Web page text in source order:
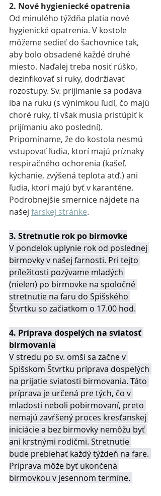
2. Nové hygieniecké opatrenia
Od minulého týždňa platia nové
hygienické opatrenia. V kostole
môžeme sedieť do šachovnice tak,
aby bolo obsadené každé druhé
miesto. Naďalej treba nosiť rúško,
dezinfikovať si ruky, dodržiavať
rozostupy. Sv. prijímanie sa podáva
iba na ruku (s výnimkou ľudí, čo majú
choré ruky, tí však musia pristúpiť k
prijímaniu ako poslední).
Pripomíname, že do kostola nesmú
vstupovať ľudia, ktorí majú príznaky
respiračného ochorenia (kašeľ,
kýchanie, zvýšená teplota atď.) ani
ľudia, ktorí majú byť v karanténe.
Podrobnejšie smernice nájdete na
našej farskej stránke.
3. Stretnutie rok po birmovke
V pondelok uplynie rok od poslednej
birmovky v našej farnosti. Pri tejto
príležitosti pozývame mladých
(nielen) po birmovke na spoločné
stretnutie na faru do Spišského
Štvrtku so začiatkom o 17.00 hod.
4. Príprava dospelých na sviatosť
birmovania
V stredu po sv. omši sa začne v
Spišskom Štvrtku príprava dospelých
na prijatie sviatosti birmovania. Táto
príprava je určená pre tých, čo v
mladosti neboli pobirmovaní, preto
nemajú zavŕšený proces kresťanskej
iniciácie a bez birmovky nemôžu byť
ani krstnými rodičmi. Stretnutie
bude prebiehať každý týždeň na fare.
Príprava môže byť ukončená
birmovkou v jesennom termíne.